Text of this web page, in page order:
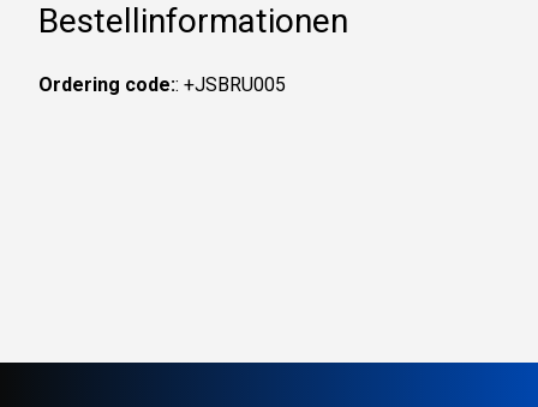
Bestellinformationen
Ordering code:: +JSBRU005